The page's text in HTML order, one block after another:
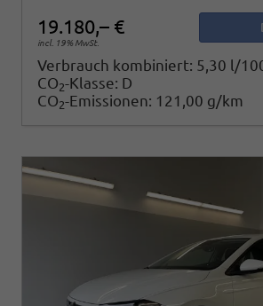
19.180,– €
incl. 19% MwSt.
Verbrauch kombiniert: 5,30 l/
CO2-Klasse: D
CO2-Emissionen: 121,00 g/km